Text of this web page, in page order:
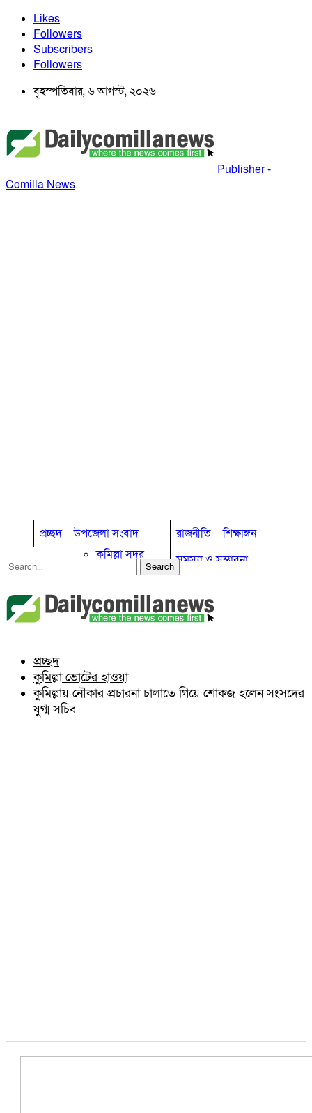
Likes
Followers
Subscribers
Followers
বৃহস্পতিবার, ৬ আগস্ট, ২০২৬
Publisher -
Comilla News
প্রচ্ছদ
উপজেলা সংবাদ
কুমিল্লা সদর
কুমিল্লা সদর দক্ষিণ
ব্রাহ্মণপাড়া
লাকসাম
বরুড়া
লালমাই
রাজনীতি
শিক্ষাঙ্গন
সমস্যা ও সম্ভাবনা
কুমিল্লা ভোটের হাওয়া
কুমিল্লার ঐতিহ্য
প্রচ্ছদ
কুমিল্লা ভোটের হাওয়া
কুমিল্লায় নৌকার প্রচারনা চালাতে গিয়ে শোকজ হলেন সংসদের
যুগ্ম সচিব